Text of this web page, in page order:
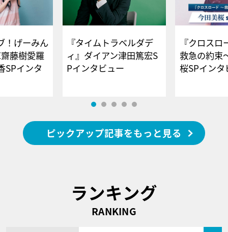
！げーみん
藤樹愛羅
SPインタ
『タイムトラベルダデ
ィ』ダイアン津田篤宏S
Pインタビュー
『クロス
救急の約束
桜SPイ
ピックアップ記事をもっと見る
ランキング
RANKING